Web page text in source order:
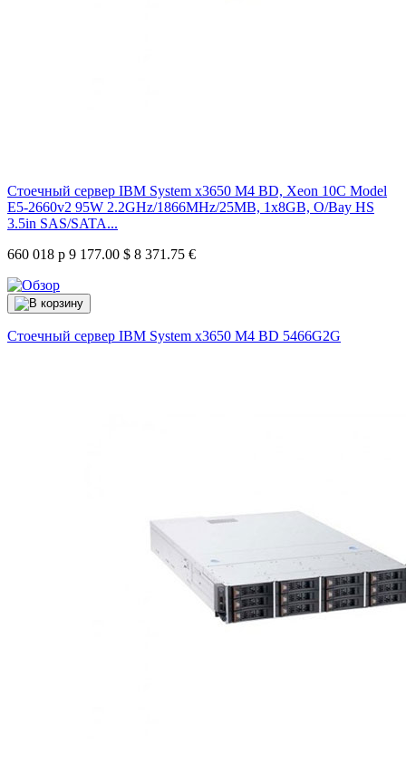
Стоечный сервер IBM System x3650 M4 BD, Xeon 10C Model
E5-2660v2 95W 2.2GHz/1866MHz/25MB, 1x8GB, O/Bay HS
3.5in SAS/SATA...
660 018 р 9 177.00 $ 8 371.75 €
Стоечный сервер IBM System x3650 M4 BD 5466G2G